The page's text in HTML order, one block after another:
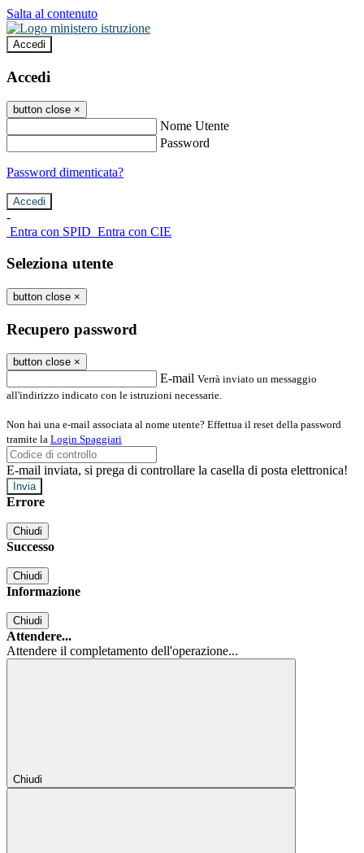
Salta al contenuto
Accedi
Accedi
button close ×
Nome Utente
Password
Password dimenticata?
-
Entra con SPID Entra con CIE
Seleziona utente
button close ×
Recupero password
button close ×
E-mail Verrà inviato un messaggio
all'indirizzo indicato con le istruzioni necessarie.
Non hai una e-mail associata al nome utente? Effettua il reset della password
tramite la Login Spaggiari
E-mail inviata, si prega di controllare la casella di posta elettronica!
Errore
Chiudi
Successo
Chiudi
Informazione
Chiudi
Attendere...
Attendere il completamento dell'operazione...
Chiudi